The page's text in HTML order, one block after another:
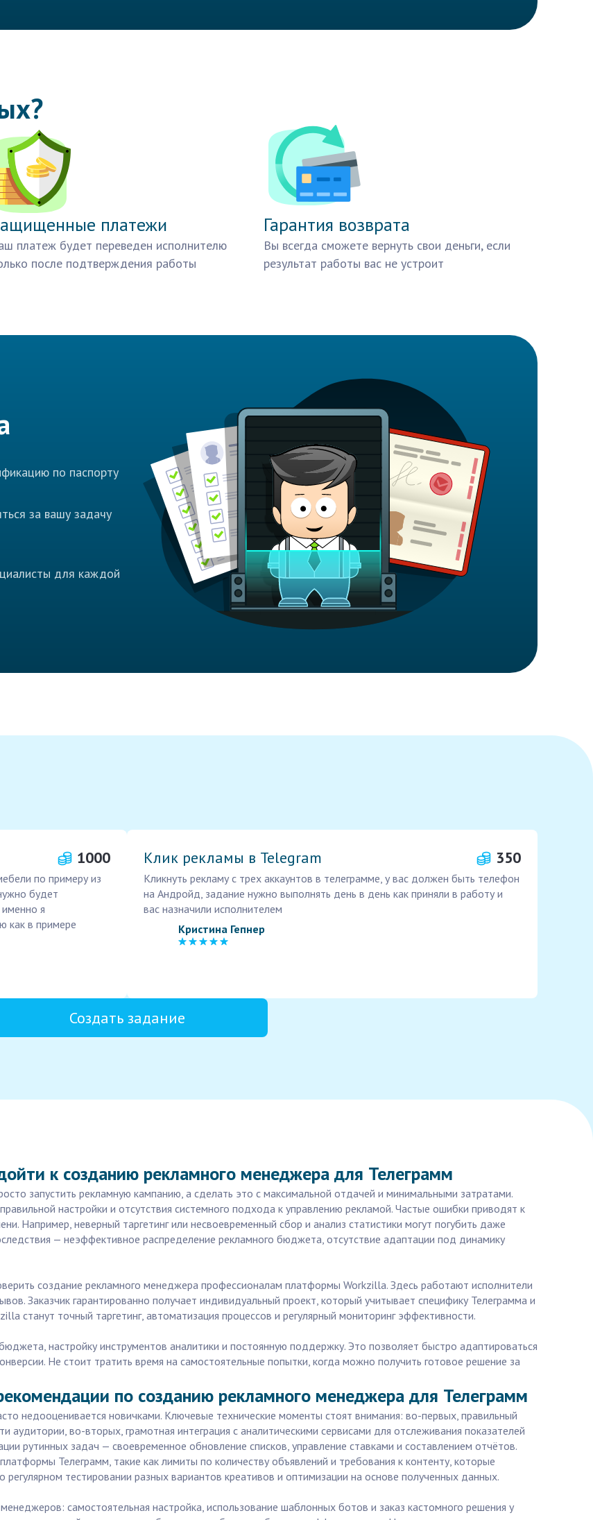
платежи
платеж будет переведен исполнителю
после подтверждения работы
Гарантия возврата
Вы всегда сможете вернуть свои деньги, если
результат работы вас не устроит
по паспорту
за вашу задачу
для каждой
1000
по примеру из
будет
я
как в примере
Клик рекламы в Telegram 350
Кликнуть рекламу с трех аккаунтов в телеграмме, у вас должен быть телефон
на Андройд, задание нужно выполнять день в день как приняли в работу и
вас назначили исполнителем
Кристина Гепнер
Создать задание
к созданию рекламного менеджера для Телеграмм
запустить рекламную кампанию, а сделать это с максимальной отдачей и минимальными затратами.
настройки и отсутствия системного подхода к управлению рекламой. Частые ошибки приводят к
Например, неверный таргетинг или несвоевременный сбор и анализ статистики могут погубить даже
— неэффективное распределение рекламного бюджета, отсутствие адаптации под динамику
создание рекламного менеджера профессионалам платформы Workzilla. Здесь работают исполнители
Заказчик гарантированно получает индивидуальный проект, который учитывает специфику Телеграмма и
станут точный таргетинг, автоматизация процессов и регулярный мониторинг эффективности.
настройку инструментов аналитики и постоянную поддержку. Это позволяет быстро адаптироваться
Не стоит тратить время на самостоятельные попытки, когда можно получить готовое решение за
по созданию рекламного менеджера для Телеграмм
недооценивается новичками. Ключевые технические моменты стоят внимания: во-первых, правильный
аудитории, во-вторых, грамотная интеграция с аналитическими сервисами для отслеживания показателей
рутинных задач — своевременное обновление списков, управление ставками и составлением отчётов.
Телеграмм, такие как лимиты по количеству объявлений и требования к контенту, которые
тестировании разных вариантов креативов и оптимизации на основе полученных данных.
самостоятельная настройка, использование шаблонных ботов и заказ кастомного решения у